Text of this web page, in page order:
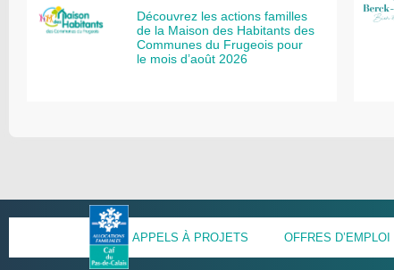
Découvrez les actions familles
de la Maison des Habitants des
Communes du Frugeois pour
le mois d’août 2026
APPELS À PROJETS OFFRES D’EMPLOI